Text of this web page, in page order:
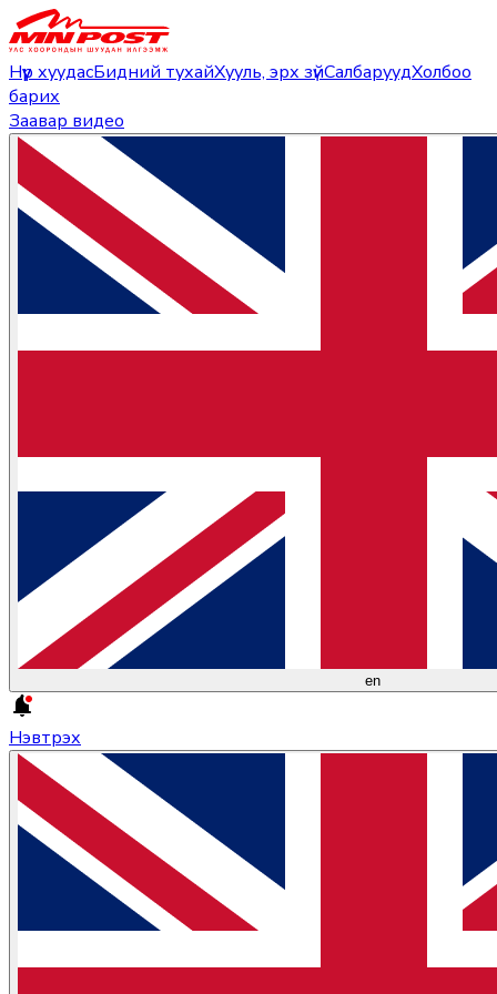
Нүүр хуудасБидний тухайХууль, эрх зүйСалбаруудХолбоо
барих
Заавар видео
en
Нэвтрэх